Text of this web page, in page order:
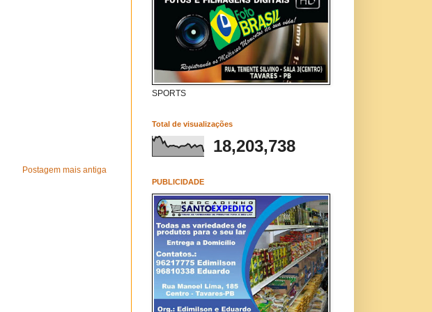
Postagem mais antiga
SPORTS
Total de visualizações
18,203,738
PUBLICIDADE